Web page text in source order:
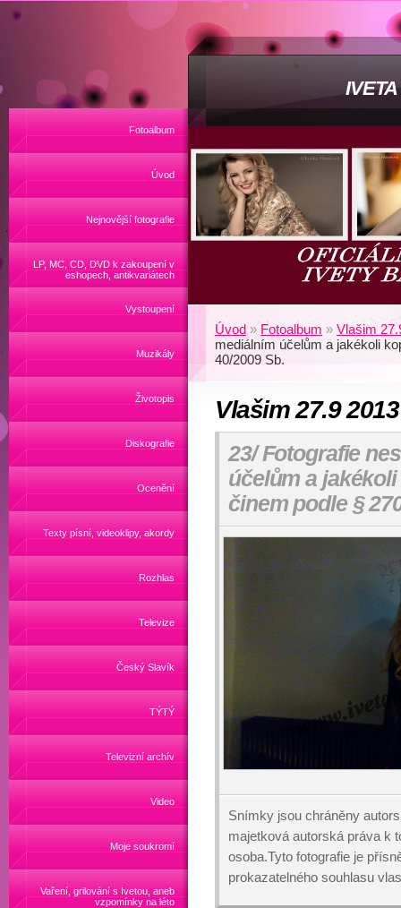
Fotoalbum
Úvod
Nejnovější fotografie
LP, MC, CD, DVD k zakoupení v
eshopech, antikvariátech
Vystoupení
Muzikály
Životopis
Diskografie
Ocenění
Texty písní, videoklipy, akordy
Rozhlas
Televize
Český Slavík
TÝTÝ
Televizní archív
Video
Moje soukromí
Vaření, grilování s Ivetou, aneb
vzpomínky na léto
Úvod » Fotoalbum » Vlašim
mediálním účelům a jakékoli
40/2009 Sb.
Vlašim 27.9 2013
23/ Fotografie
účelům a
činem podle §
Snímky jsou chráněny
majetková autorská práva k
osoba.Tyto fotografie je
prokazatelného souhlasu